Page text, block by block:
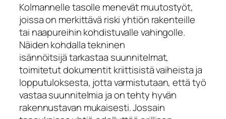
Kolmannelle tasolle menevät muutostyöt,
joissa on merkittävä riski yhtiön rakenteille
tai naapureihin kohdistuvalle vahingolle.
Näiden kohdalla tekninen
isännöitsijä tarkastaa suunnitelmat,
toimitetut dokumentit kriittisistä vaiheista ja
lopputuloksesta, jotta varmistutaan, että työ
vastaa suunnitelmia ja on tehty hyvän
rakennustavan mukaisesti. Jossain